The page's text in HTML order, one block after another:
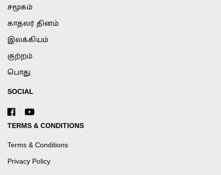
சமூகம்
காதலர் தினம்
இலக்கியம்
குற்றம்
பொது
SOCIAL
TERMS & CONDITIONS
Terms & Conditions
Privacy Policy